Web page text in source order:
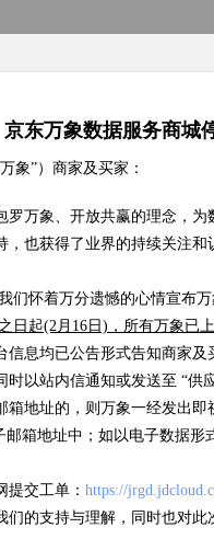
京东万象数据服务商城
象”）商家及买家：
罗万象、开放共赢的理念，
，也获得了业界的持续关注
们怀着万分遗憾的心情宣布
日起(2月16日)，所有万象已
信息均已公告形式告知商家
以站内信通知或发送至 “供
箱地址的，则万象一经发出
邮箱地址中；如以电子数据
交工单： https://
们的支持与理解，同时也对